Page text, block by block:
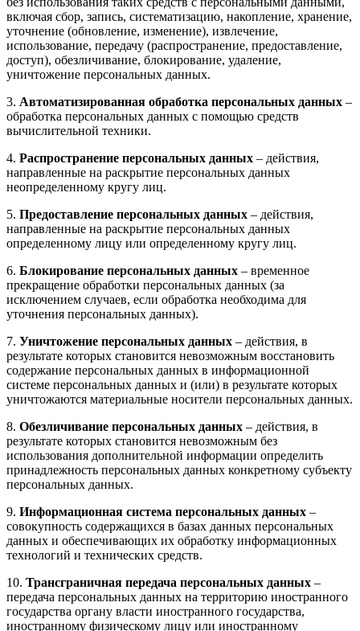
включая сбор, запись, систематизацию, накопление, хранение,
уточнение (обновление, изменение), извлечение,
использование, передачу (распространение, предоставление,
доступ), обезличивание, блокирование, удаление,
уничтожение персональных данных.
3. Автоматизированная обработка персональных данных –
обработка персональных данных с помощью средств
вычислительной техники.
4. Распространение персональных данных – действия,
направленные на раскрытие персональных данных
неопределенному кругу лиц.
5. Предоставление персональных данных – действия,
направленные на раскрытие персональных данных
определенному лицу или определенному кругу лиц.
6. Блокирование персональных данных – временное
прекращение обработки персональных данных (за
исключением случаев, если обработка необходима для
уточнения персональных данных).
7. Уничтожение персональных данных – действия, в
результате которых становится невозможным восстановить
содержание персональных данных в информационной
системе персональных данных и (или) в результате которых
уничтожаются материальные носители персональных данных.
8. Обезличивание персональных данных – действия, в
результате которых становится невозможным без
использования дополнительной информации определить
принадлежность персональных данных конкретному субъекту
персональных данных.
9. Информационная система персональных данных –
совокупность содержащихся в базах данных персональных
данных и обеспечивающих их обработку информационных
технологий и технических средств.
10. Трансграничная передача персональных данных –
передача персональных данных на территорию иностранного
государства органу власти иностранного государства,
иностранному физическому лицу или иностранному